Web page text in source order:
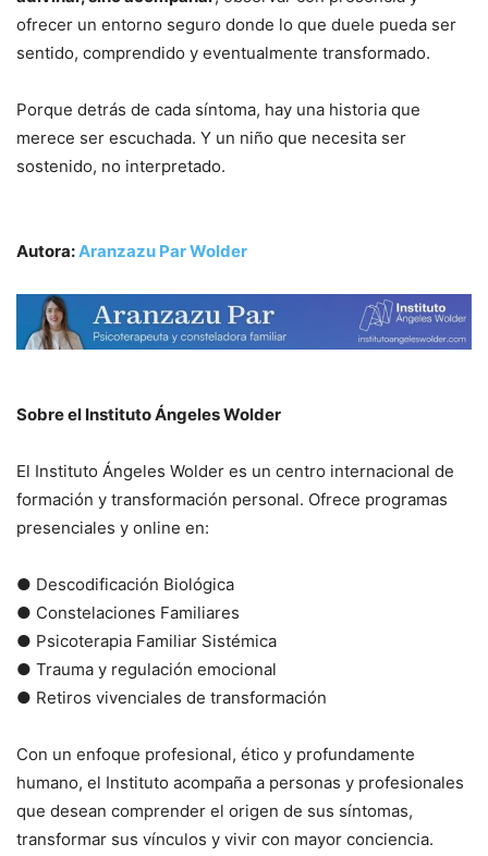
ofrecer un entorno seguro donde lo que duele pueda ser
sentido, comprendido y eventualmente transformado.
Porque detrás de cada síntoma, hay una historia que
merece ser escuchada. Y un niño que necesita ser
sostenido, no interpretado.
Autora:Aranzazu Par Wolder
Sobre el Instituto Ángeles Wolder
El Instituto Ángeles Wolder es un centro internacional de
formación y transformación personal. Ofrece programas
presenciales y online en:
● Descodificación Biológica
● Constelaciones Familiares
● Psicoterapia Familiar Sistémica
● Trauma y regulación emocional
● Retiros vivenciales de transformación
Con un enfoque profesional, ético y profundamente
humano, el Instituto acompaña a personas y profesionales
que desean comprender el origen de sus síntomas,
transformar sus vínculos y vivir con mayor conciencia.